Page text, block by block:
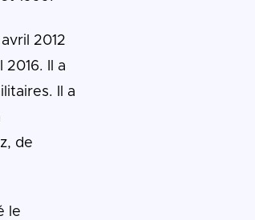
2012
Il a
Il a
de
le